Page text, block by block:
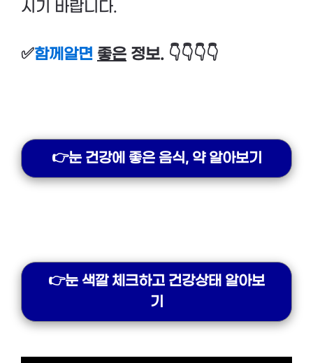
시기 바랍니다.
✅함께알면 좋은 정보. 👇👇👇👇
👉눈 건강에 좋은 음식, 약 알아보기
👉눈 색깔 체크하고 건강상태 알아보
기